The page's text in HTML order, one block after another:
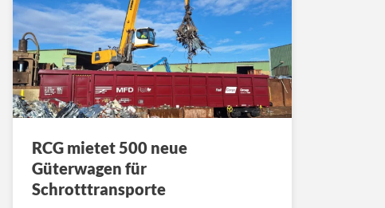
RCG mietet 500 neue
Güterwagen für
Schrotttransporte